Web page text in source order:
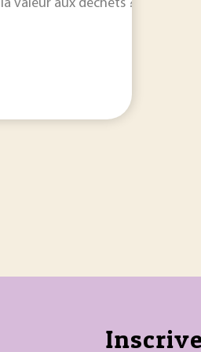
valeur aux déchets ?